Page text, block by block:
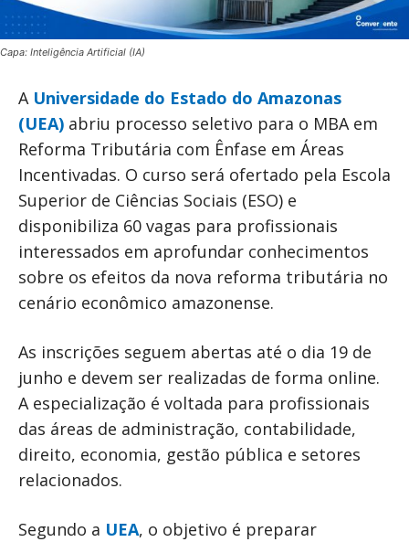
Capa: Inteligência Artificial (IA)
AUniversidade do Estado do Amazonas
(UEA) abriu processo seletivo para o MBA em
Reforma Tributária com Ênfase em Áreas
Incentivadas. O curso será ofertado pela Escola
Superior de Ciências Sociais (ESO) e
disponibiliza 60 vagas para profissionais
interessados em aprofundar conhecimentos
sobre os efeitos da nova reforma tributária no
cenário econômico amazonense.
As inscrições seguem abertas até o dia 19 de
junho e devem ser realizadas de forma online.
A especialização é voltada para profissionais
das áreas de administração, contabilidade,
direito, economia, gestão pública e setores
relacionados.
Segundo a UEA, o objetivo é preparar